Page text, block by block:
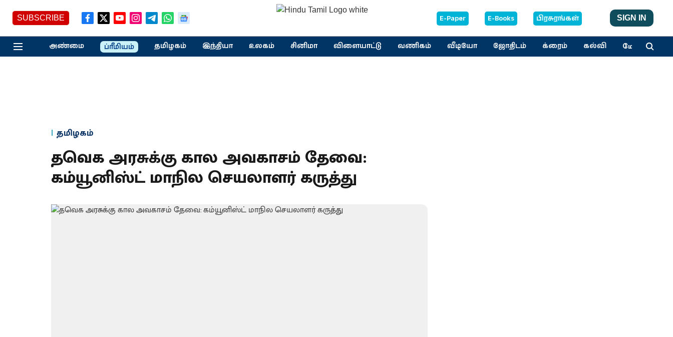
SUBSCRIBE E-Paper E-Books பிரசுரங்கள் SIGN IN
அண்மை ப்ரீமியம் தமிழகம் இந்தியா உலகம் சினிமா விளையாட்டு வணிகம் வீடியோ ஜோதிடம் க்ரைம் கல்வி மேலும்
தமிழகம்
தவெக அரசுக்கு கால அவகாசம் தேவை:
கம்யூனிஸ்ட் மாநில செயலாளர் கருத்து